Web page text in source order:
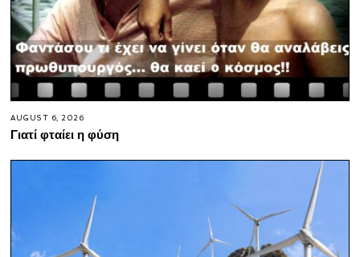
AUGUST 6, 2026
Γιατί φταίει η φύση